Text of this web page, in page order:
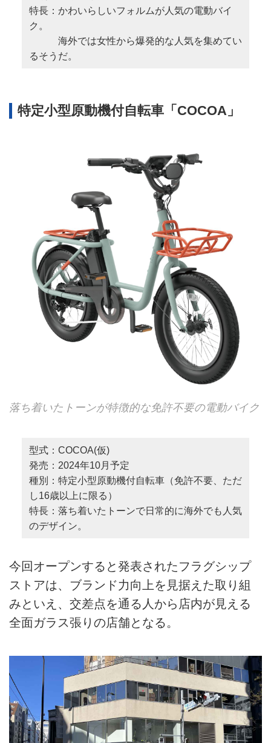
特長：かわいらしいフォルムが人気の電動バイ
ク。
海外では女性から爆発的な人気を集めてい
るそうだ。
特定小型原動機付自転車「COCOA」
落ち着いたトーンが特徴的な免許不要の電動バイク
型式：COCOA(仮)
発売：2024年10月予定
種別：特定小型原動機付自転車（免許不要、ただ
し16歳以上に限る）
特長：落ち着いたトーンで日常的に海外でも人気
のデザイン。
今回オープンすると発表されたフラグシップ
ストアは、ブランド力向上を見据えた取り組
みといえ、交差点を通る人から店内が見える
全面ガラス張りの店舗となる。